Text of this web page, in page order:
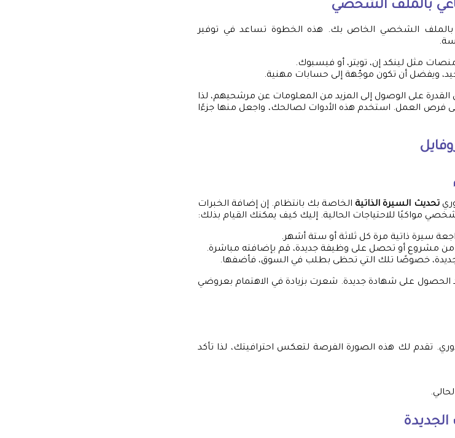
بالملف الشخصي
بالملف الشخصي الخاص بك. هذه الخطوة تساعد في توفير
مثل لينكد إن، تويتر، أو فيسبوك.
ويفضل أن تكون موجّهة إلى حسابات مهنية.
على الوصول إلى المزيد من المعلومات عن مرشحيهم، لذا
فرص العمل. استخدم هذه الأدوات لصالحك، واجعل منها جزءًا
تحديث السيرة الذاتية الخاصة بك بانتظام. إن إضافة الخبرات
مواكبًا للاحتياجات الحالية. إليك كيف يمكنك القيام بذلك:
سيرة ذاتية مرة كل ثلاثة أو ستة أشهر.
من مشروع أو تحصل على وظيفة جديدة، قم بإضافته مباشرة.
خصوصًا تلك التي تحظى بطلب في السوق، فأضفها.
الحصول على شهادة جديدة. شعرت بزيادة في الاهتمام بعروضي
تقدم لك هذه الصورة الفرصة لتعكس احترافيتك، لذا تأكد
الجديدة